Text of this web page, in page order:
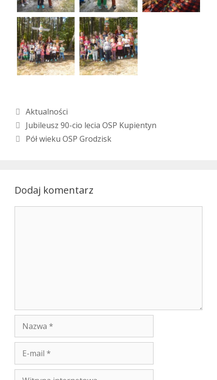
Kategorie
Aktualności
Jubileusz 90-cio lecia OSP Kupientyn
Pół wieku OSP Grodzisk
Dodaj komentarz
mail